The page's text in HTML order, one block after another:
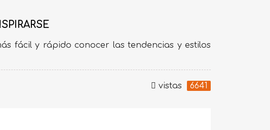
fácil y rápido conocer las tendencias y estilos
vistas 6641